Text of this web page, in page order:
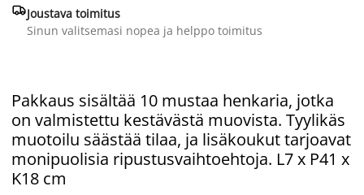
Joustava toimitus
Sinun valitsemasi nopea ja helppo toimitus
Pakkaus sisältää 10 mustaa henkaria, jotka
on valmistettu kestävästä muovista. Tyylikäs
muotoilu säästää tilaa, ja lisäkoukut tarjoavat
monipuolisia ripustusvaihtoehtoja. L7 x P41 x
K18 cm